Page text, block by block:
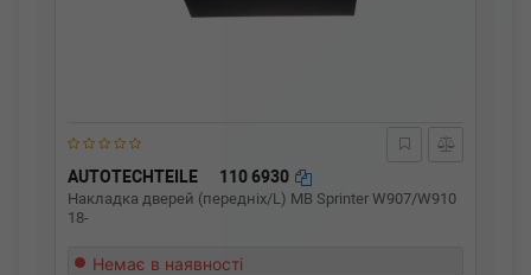
AUTOTECHTEILE 110 6930
Накладка дверей (передніх/L) MB Sprinter W907/W910
18-
Немає в наявності